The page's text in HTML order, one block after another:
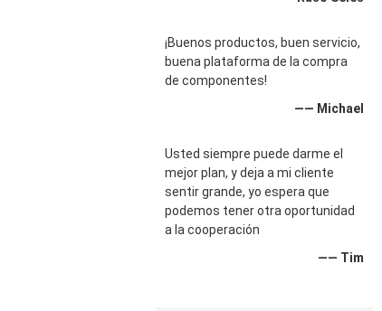
¡Buenos productos, buen servicio,
buena plataforma de la compra
de componentes!
—— Michael
Usted siempre puede darme el
mejor plan, y deja a mi cliente
sentir grande, yo espera que
podemos tener otra oportunidad
a la cooperación
—— Tim